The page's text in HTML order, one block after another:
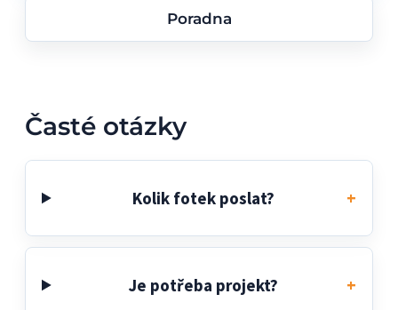
Poradna
Časté otázky
Kolik fotek poslat?
Je potřeba projekt?